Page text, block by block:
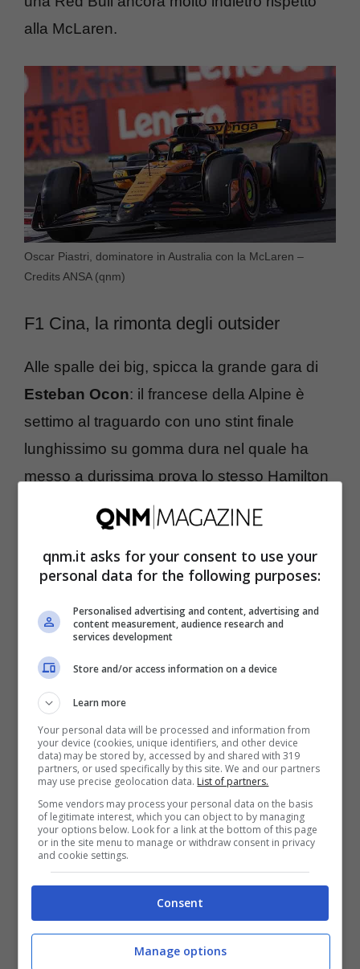
alla McLaren.
Oscar Piastri, dominatore in Australia con la McLaren –
Credits ANSA (qnm)
F1 Cina, la rimonta degli outsider
Alle spalle dei big, spicca la grande gara di
Esteban Ocon: il francese della Alpine è
settimo al traguardo con uno stint finale
lunghissimo su gomma dura nel quale ha
messo a durissima prova lo stesso Hamilton
avvicinato considerevolmente negli ultimi
giorni. A punti anche il sempre più
sorprendente Kimi Antonelli, con Albon e
Bearman. In difficoltà invece Tsunoda, che
rompe l’ala anteriore senza contatti
apparenti, e Fernando Alonso, costretto al
ritiro per un problema ai freni dopo pochi giri.
Team radio e strategia: tensione fino
alla fine
La seconda metà di gara è scandita da
messaggi concitati via radio. Norris,
preoccupato per i freni, viene rassicurato dal
box ma il pedale continua a “diventare
lungo”. Qualche apprensione anche per il
asciutta ma con nuvole in aumento e l’ombra
qnm.it asks for your consent to use your
personal data for the following purposes:
Personalised advertising and content, advertising and
content measurement, audience research and
services development
Store and/or access information on a device
Learn more
Your personal data will be processed and information from
your device (cookies, unique identifiers, and other device
data) may be stored by, accessed by and shared with 319
partners, or used specifically by this site. We and our partners
may use precise geolocation data. List of partners.
Some vendors may process your personal data on the basis
of legitimate interest, which you can object to by managing
your options below. Look for a link at the bottom of this page
or in the site menu to manage or withdraw consent in privacy
and cookie settings.
Consent
Manage options